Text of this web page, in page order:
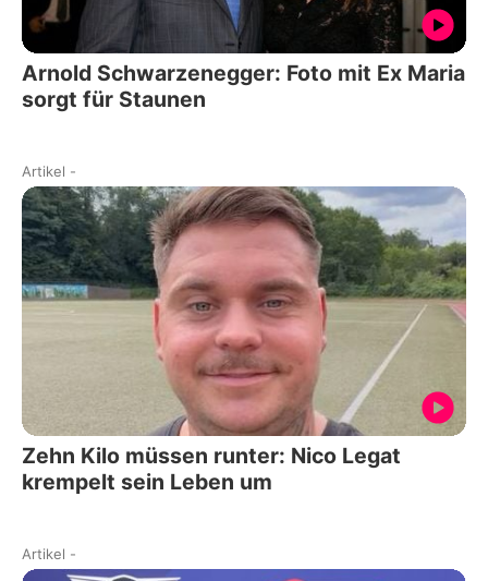
Arnold Schwarzenegger: Foto mit Ex Maria
sorgt für Staunen
Artikel -
Zehn Kilo müssen runter: Nico Legat
krempelt sein Leben um
Artikel -